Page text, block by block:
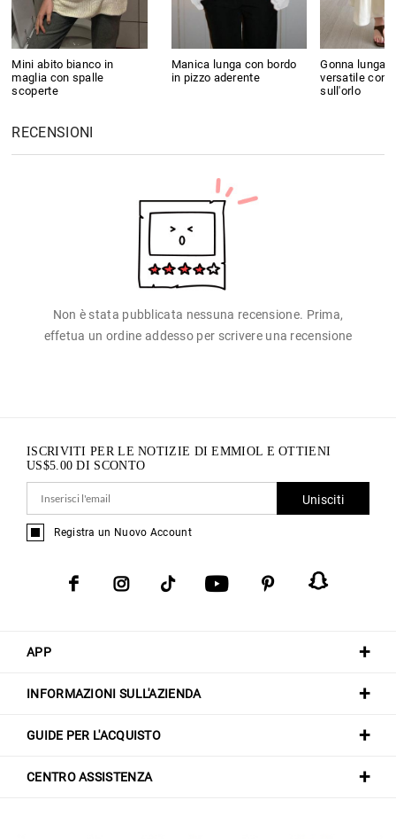
Mini abito bianco in
maglia con spalle
scoperte
Manica lunga con bordo
in pizzo aderente
Gonna lunga
versatile con
sull'orlo
RECENSIONI
Non è stata pubblicata nessuna recensione. Prima,
effetua un ordine addesso per scrivere una recensione
APP
INFORMAZIONI SULL'AZIENDA
GUIDE PER L'ACQUISTO
CENTRO ASSISTENZA
ISCRIVITI PER LE NOTIZIE DI EMMIOL E OTTIENI
US$5.00 DI SCONTO
Unisciti
Registra un Nuovo Account